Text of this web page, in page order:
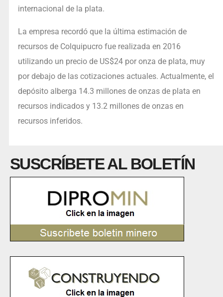
internacional de la plata.
La empresa recordó que la última estimación de
recursos de Colquipucro fue realizada en 2016
utilizando un precio de US$24 por onza de plata, muy
por debajo de las cotizaciones actuales. Actualmente, el
depósito alberga 14.3 millones de onzas de plata en
recursos indicados y 13.2 millones de onzas en
recursos inferidos.
SUSCRÍBETE AL BOLETÍN